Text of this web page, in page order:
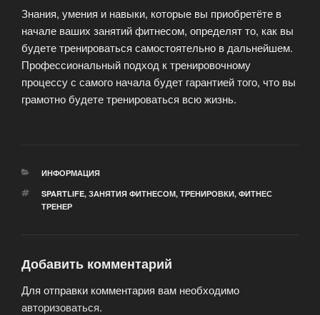
Знания, умения и навыки, которые вы приобретёте в
начале ваших занятий фитнесом, определят то, как вы
будете тренироваться самостоятельно в дальнейшем.
Профессиональный подход к тренировочному
процессу с самого начала будет гарантией того, что вы
грамотно будете тренироваться всю жизнь.
РУБРИКИ
ИНФОРМАЦИЯ
МЕТКИ
SPARTLIFE, ЗАНЯТИЯ ФИТНЕСОМ, ТРЕНИРОВКИ, ФИТНЕС
ТРЕНЕР
Добавить комментарий
Для отправки комментария вам необходимо
авторизоваться.